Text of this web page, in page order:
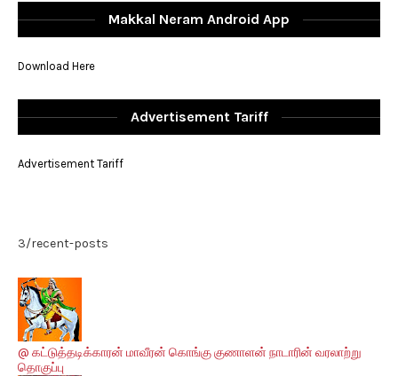
Makkal Neram Android App
Download Here
Advertisement Tariff
Advertisement Tariff
3/recent-posts
@ கட்டுத்தடிக்காரன் மாவீரன் கொங்கு குணாளன் நாடாரின் வரலாற்று
தொகுப்பு